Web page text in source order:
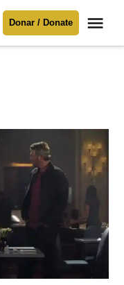
Donar / Donate